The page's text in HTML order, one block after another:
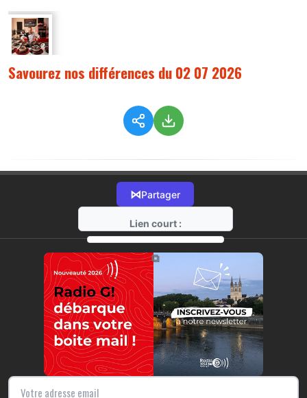
Savourez nos différences du 02 07 2026
⋈Partager
Lien court :
https://radio-g.fr?22525
⧉